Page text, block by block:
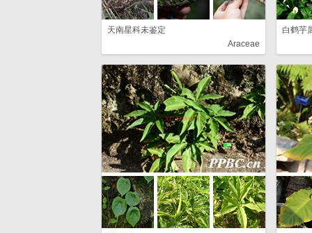
天南星科未鉴定
Araceae
白鹤芋